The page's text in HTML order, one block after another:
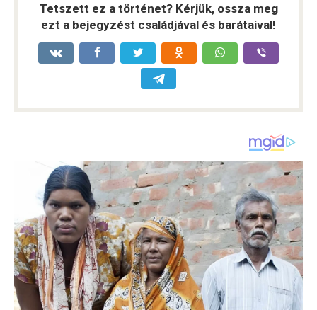
Tetszett ez a történet? Kérjük, ossza meg
ezt a bejegyzést családjával és barátaival!